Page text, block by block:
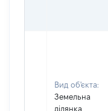
Вид об'єкта:
Земельна
ділянка